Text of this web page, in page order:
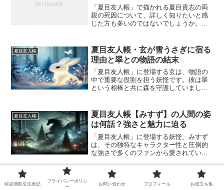
「夏目友人帳」で描かれる夏目貴志の両
親の死因について、詳しく知りたいと感
じた方も多いのではないでしょうか。作
測が飛び交っています。この記事では、
夏目友人帳における両親の...
夏目友人帳
夏目友人帳・玄が雪うさぎに宿る
理由と翠との物語の結末
「夏目友人帳」に登場する玄は、物語の
中で重要な役割を担う妖怪です。彼は翠
という相棒と共に森を守護していました
深い絆、信念、そして感動的な再会が描
かれるエピソードは、多く...
夏目友人帳
夏目友人帳【みすず】の人間の姿
は何話？強さと魅力に迫る
「夏目友人帳」に登場する妖怪、みすず
は、その独特なキャラクター性と圧倒的
な強さで多くのファンから愛されていま
人間の姿に変わるエピソードです。「夏
目友人帳 みすず 人間」と検索している
方々に向けて、この記事...
夏目友人帳のトラウマ回！怖い妖
特定商取引法表記
プライバシーポリシ
ー
お問い合わせ プロフィール お役立ち集